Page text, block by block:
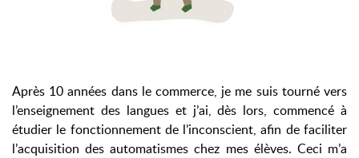
Après 10 années dans le commerce, je me suis tourné vers
l’enseignement des langues et j’ai, dès lors, commencé à
étudier le fonctionnement de l’inconscient, afin de faciliter
l’acquisition des automatismes chez mes élèves. Ceci m’a